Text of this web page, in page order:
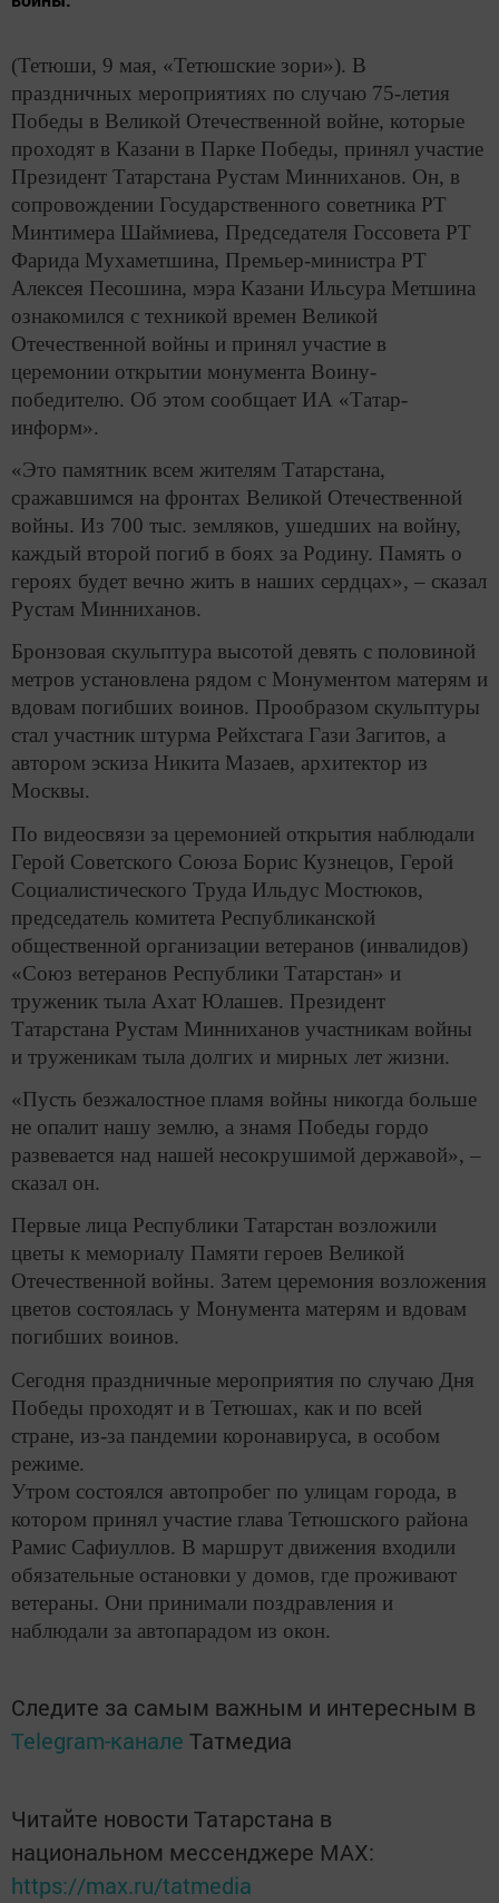
(Тетюши, 9 мая, «Тетюшские зори»). В
праздничных мероприятиях по случаю 75-летия
Победы в Великой Отечественной войне, которые
проходят в Казани в Парке Победы, принял участие
Президент Татарстана Рустам Минниханов. Он, в
сопровождении Государственного советника РТ
Минтимера Шаймиева, Председателя Госсовета РТ
Фарида Мухаметшина, Премьер-министра РТ
Алексея Песошина, мэра Казани Ильсура Метшина
ознакомился с техникой времен Великой
Отечественной войны и принял участие в
церемонии открытии монумента Воину-
победителю. Об этом сообщает ИА «Татар-
информ».
«Это памятник всем жителям Татарстана,
сражавшимся на фронтах Великой Отечественной
войны. Из 700 тыс. земляков, ушедших на войну,
каждый второй погиб в боях за Родину. Память о
героях будет вечно жить в наших сердцах», – сказал
Рустам Минниханов.
Бронзовая скульптура высотой девять с половиной
метров установлена рядом с Монументом матерям и
вдовам погибших воинов. Прообразом скульптуры
стал участник штурма Рейхстага Гази Загитов, а
автором эскиза Никита Мазаев, архитектор из
Москвы.
По видеосвязи за церемонией открытия наблюдали
Герой Советского Союза Борис Кузнецов, Герой
Социалистического Труда Ильдус Мостюков,
председатель комитета Республиканской
общественной организации ветеранов (инвалидов)
«Союз ветеранов Республики Татарстан» и
труженик тыла Ахат Юлашев. Президент
Татарстана Рустам Минниханов участникам войны
и труженикам тыла долгих и мирных лет жизни.
«Пусть безжалостное пламя войны никогда больше
не опалит нашу землю, а знамя Победы гордо
развевается над нашей несокрушимой державой», –
сказал он.
Первые лица Республики Татарстан возложили
цветы к мемориалу Памяти героев Великой
Отечественной войны. Затем церемония возложения
цветов состоялась у Монумента матерям и вдовам
погибших воинов.
Сегодня праздничные мероприятия по случаю Дня
Победы проходят и в Тетюшах, как и по всей
стране, из-за пандемии коронавируса, в особом
режиме.
Утром состоялся автопробег по улицам города, в
котором принял участие глава Тетюшского района
Рамис Сафиуллов. В маршрут движения входили
обязательные остановки у домов, где проживают
ветераны. Они принимали поздравления и
наблюдали за автопарадом из окон.
Следите за самым важным и интересным в
Telegram-канале Татмедиа
Читайте новости Татарстана в
национальном мессенджере MАХ:
https://max.ru/tatmedia